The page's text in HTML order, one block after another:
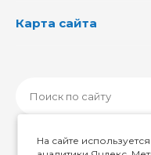
Карта сайта
На сайте